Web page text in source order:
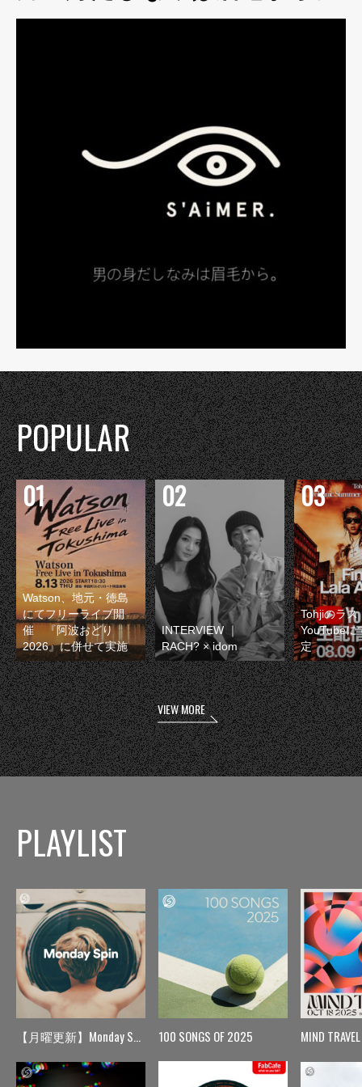
POPULAR
Watson、地元・徳島
にてフリーライブ開
催 『阿波おどり
2026』に併せて実施
INTERVIEW ｜
RACH? × idom
Tohjiのラス
YouTubeに
定
VIEW MORE
PLAYLIST
【月曜更新】Monday Spin 100 SONGS OF 2025 MIND TRAVEL